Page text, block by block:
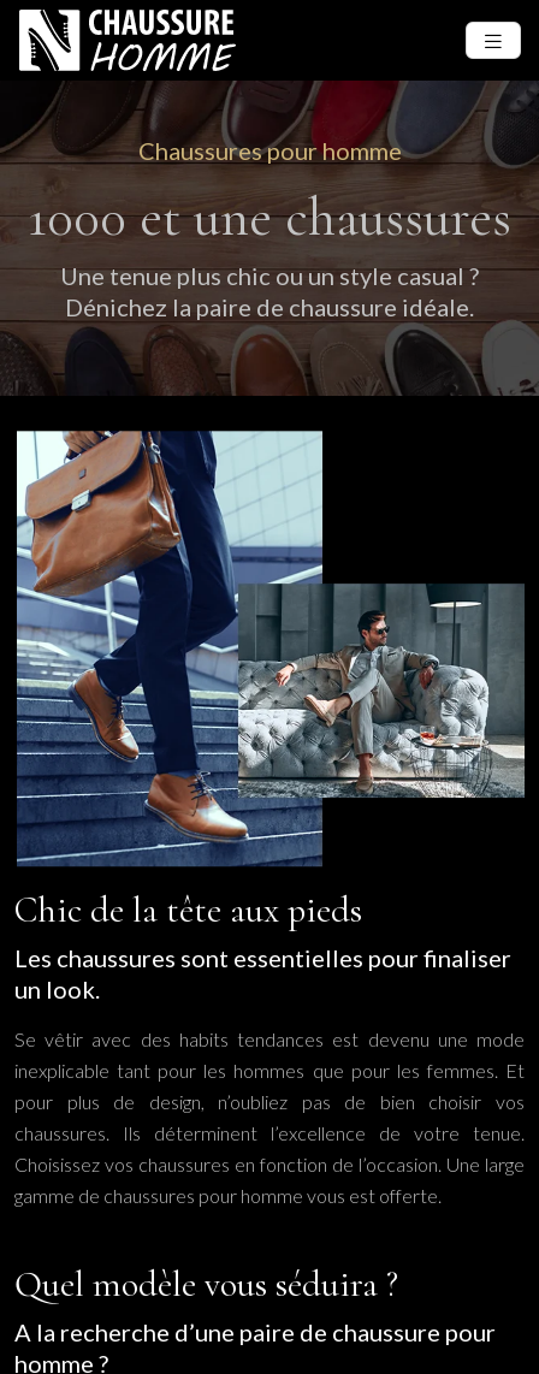
Chaussures pour homme
1000 et une chaussures
Une tenue plus chic ou un style casual ?
Dénichez la paire de chaussure idéale.
Chic de la tête aux pieds
Les chaussures sont essentielles pour finaliser
un look.
Se vêtir avec des habits tendances est devenu une mode
inexplicable tant pour les hommes que pour les femmes. Et
pour plus de design, n’oubliez pas de bien choisir vos
chaussures. Ils déterminent l’excellence de votre tenue.
Choisissez vos chaussures en fonction de l’occasion. Une large
gamme de chaussures pour homme vous est offerte.
Quel modèle vous séduira ?
A la recherche d’une paire de chaussure pour
homme ?